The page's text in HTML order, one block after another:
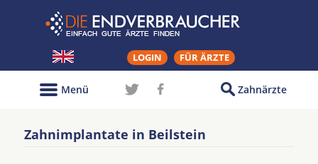
LOGIN FÜR ÄRZTE
Zahnärzte
Menü
Zahnimplantate in Beilstein